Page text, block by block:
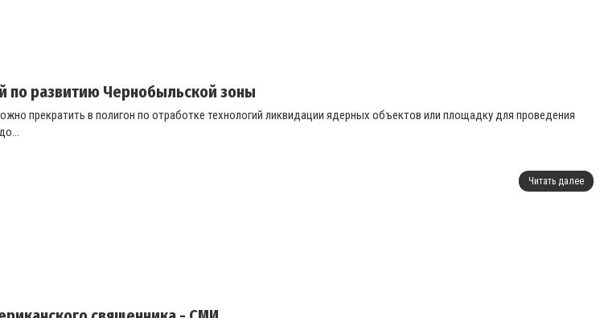
по развитию Чернобыльской зоны
прекратить в полигон по отработке технологий ликвидации ядерных объектов или площадку для проведения
Читать далее